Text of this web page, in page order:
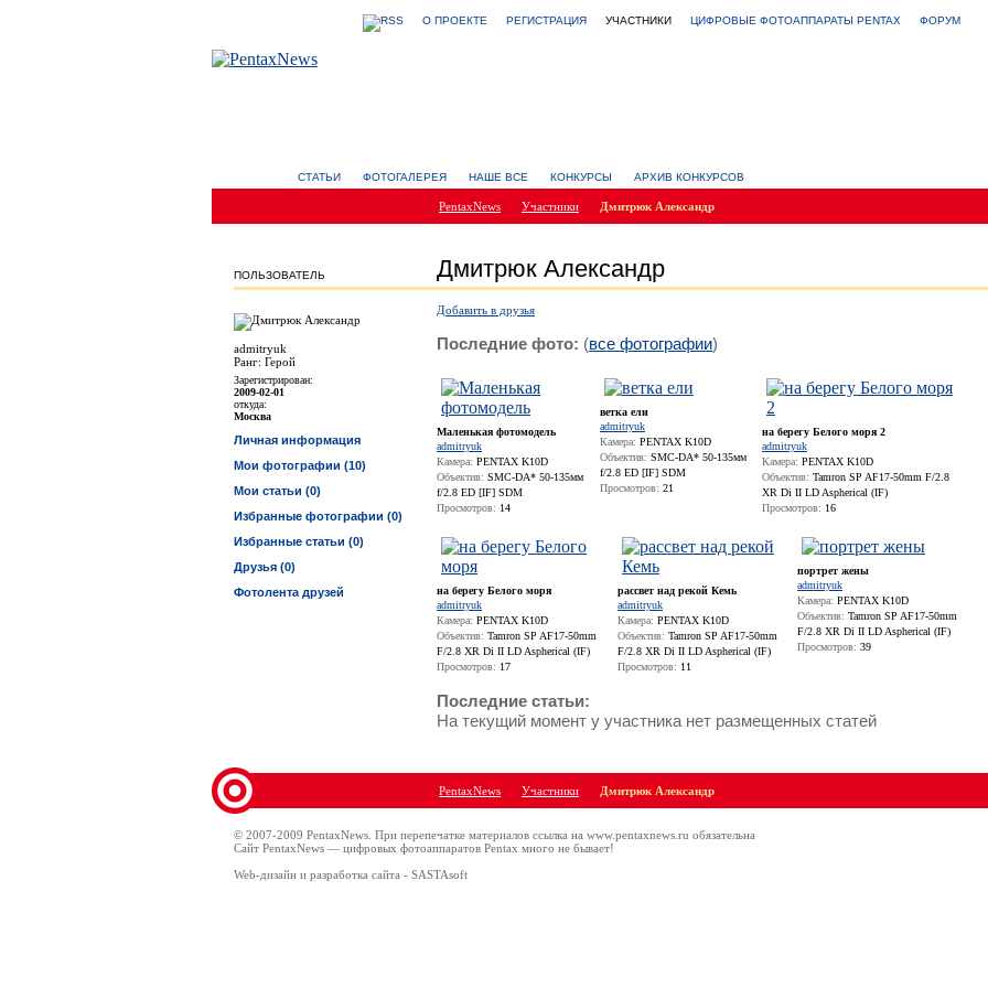
О ПРОЕКТЕ РЕГИСТРАЦИЯ УЧАСТНИКИ ЦИФРОВЫЕ ФОТОАППАРАТЫ PENTAX ФОРУМ
СТАТЬИ ФОТОГАЛЕРЕЯ НАШЕ ВСЕ КОНКУРСЫ АРХИВ КОНКУРСОВ
PentaxNews Участники Дмитрюк Александр
ПОЛЬЗОВАТЕЛЬ Дмитрюк Александр
admitryuk
Ранг: Герой
Зарегистрирован:
2009-02-01
откуда:
Москва
Личная информация
Мои фотографии (10)
Мои статьи (0)
Избранные фотографии (0)
Избранные статьи (0)
Друзья (0)
Фотолента друзей
Добавить в друзья
Последние фото: (все фотографии)
Маленькая фотомодель
admitryuk
Камера: PENTAX K10D
Объектив: SMC-DA* 50-135мм
f/2.8 ED [IF] SDM
Просмотров: 14
ветка ели
admitryuk
Камера: PENTAX K10D
Объектив: SMC-DA* 50-135мм
f/2.8 ED [IF] SDM
Просмотров: 21
на берегу Белого моря 2
admitryuk
Камера: PENTAX K10D
Объектив: Tamron SP AF17-50mm F/2.8
XR Di II LD Aspherical (IF)
Просмотров: 16
на берегу Белого моря
admitryuk
Камера: PENTAX K10D
Объектив: Tamron SP AF17-50mm
F/2.8 XR Di II LD Aspherical (IF)
Просмотров: 17
рассвет над рекой Кемь
admitryuk
Камера: PENTAX K10D
Объектив: Tamron SP AF17-50mm
F/2.8 XR Di II LD Aspherical (IF)
Просмотров: 11
портрет жены
admitryuk
Камера: PENTAX K10D
Объектив: Tamron SP AF17-50mm
F/2.8 XR Di II LD Aspherical (IF)
Просмотров: 39
Последние статьи:
На текущий момент у участника нет размещенных статей
PentaxNews Участники Дмитрюк Александр
© 2007-2009 PentaxNews. При перепечатке материалов ссылка на www.pentaxnews.ru обязательна
Сайт PentaxNews — цифровых фотоаппаратов Pentax много не бывает!
Web-дизайн и разработка сайта - SASTAsoft